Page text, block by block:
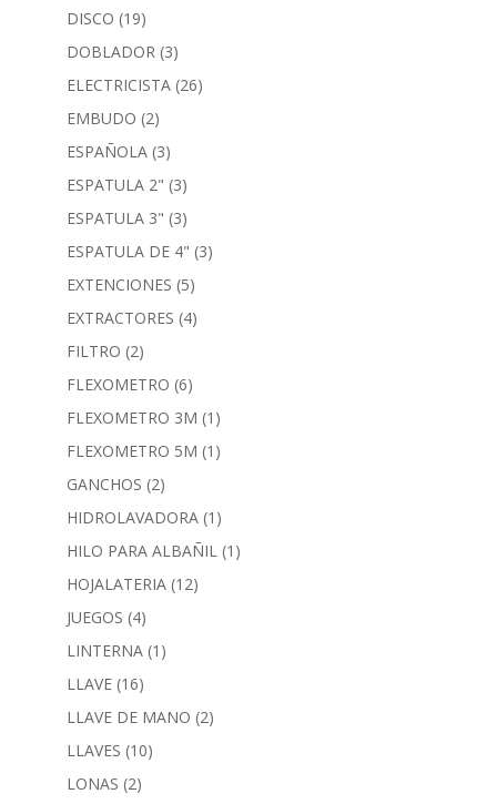
DISCO (19)
DOBLADOR (3)
ELECTRICISTA (26)
EMBUDO (2)
ESPAÑOLA (3)
ESPATULA 2" (3)
ESPATULA 3" (3)
ESPATULA DE 4" (3)
EXTENCIONES (5)
EXTRACTORES (4)
FILTRO (2)
FLEXOMETRO (6)
FLEXOMETRO 3M (1)
FLEXOMETRO 5M (1)
GANCHOS (2)
HIDROLAVADORA (1)
HILO PARA ALBAÑIL (1)
HOJALATERIA (12)
JUEGOS (4)
LINTERNA (1)
LLAVE (16)
LLAVE DE MANO (2)
LLAVES (10)
LONAS (2)